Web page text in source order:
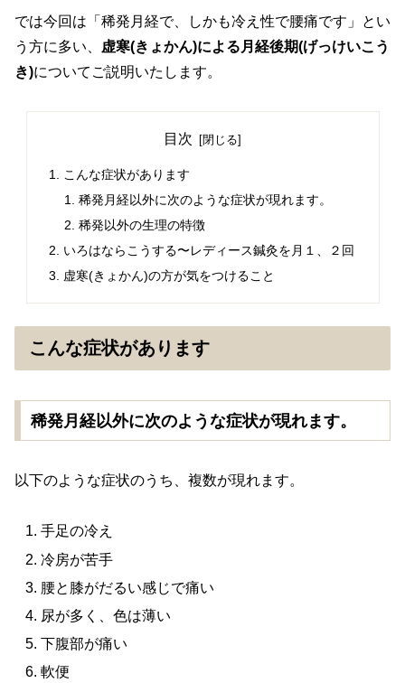
では今回は「稀発月経で、しかも冷え性で腰痛です」とい
う方に多い、 虚寒(きょかん)による月経後期(げっけいこう
き)についてご説明いたします。
目次
こんな症状があります
稀発月経以外に次のような症状が現れます。
稀発以外の生理の特徴
いろはならこうする〜レディース鍼灸を月１、２回
虚寒(きょかん)の方が気をつけること
こんな症状があります
稀発月経以外に次のような症状が現れます。
以下のような症状のうち、複数が現れます。
手足の冷え
冷房が苦手
腰と膝がだるい感じで痛い
尿が多く、色は薄い
下腹部が痛い
軟便